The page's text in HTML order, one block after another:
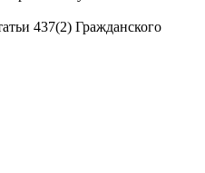
437(2) Гражданского